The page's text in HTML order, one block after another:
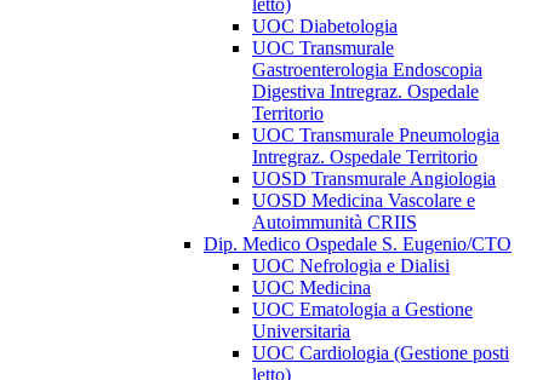
letto)
UOC Diabetologia
UOC Transmurale
Gastroenterologia Endoscopia
Digestiva Intregraz. Ospedale
Territorio
UOC Transmurale Pneumologia
Intregraz. Ospedale Territorio
UOSD Transmurale Angiologia
UOSD Medicina Vascolare e
Autoimmunità CRIIS
Dip. Medico Ospedale S. Eugenio/CTO
UOC Nefrologia e Dialisi
UOC Medicina
UOC Ematologia a Gestione
Universitaria
UOC Cardiologia (Gestione posti
letto)